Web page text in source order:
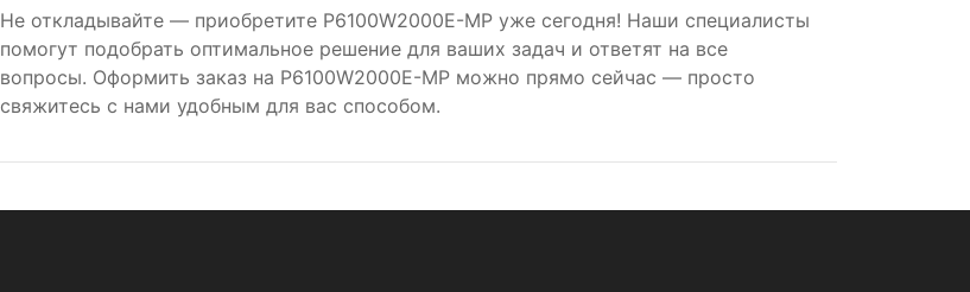
Не откладывайте — приобретите P6100W2000E-MP уже сегодня! Наши специалисты
помогут подобрать оптимальное решение для ваших задач и ответят на все
вопросы. Оформить заказ на P6100W2000E-MP можно прямо сейчас — просто
свяжитесь с нами удобным для вас способом.